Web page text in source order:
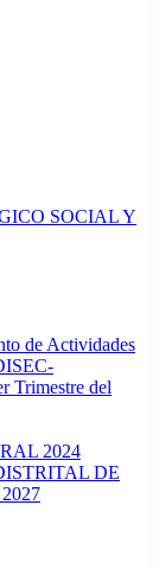
SOCIAL Y
de Actividades
Trimestre del
2024
DE